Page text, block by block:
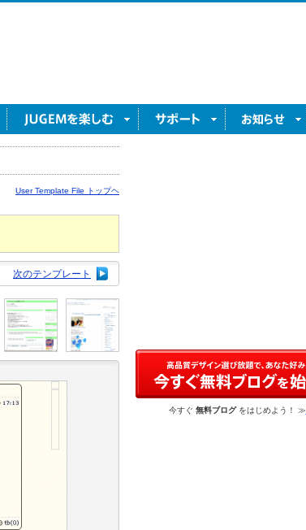
User Template File トップヘ
次のテンプレート
今すぐ 無料ブログをはじめよう！ ≫